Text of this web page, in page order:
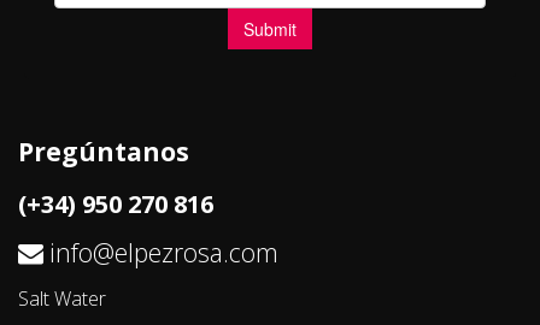
Pregúntanos
(+34) 950 270 816
info@elpezrosa.com
Salt Water